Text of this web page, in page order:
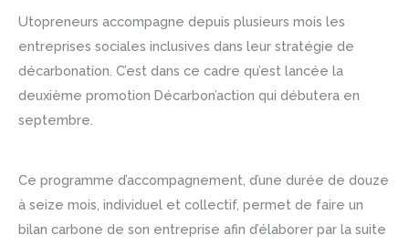
Utopreneurs accompagne depuis plusieurs mois les
entreprises sociales inclusives dans leur stratégie de
décarbonation. C’est dans ce cadre qu’est lancée la
deuxième promotion Décarbon’action qui débutera en
septembre.
Ce programme d’accompagnement, d’une durée de douze
à seize mois, individuel et collectif, permet de faire un
bilan carbone de son entreprise afin d’élaborer par la suite